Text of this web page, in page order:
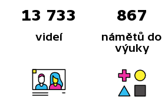
13 733
videí
867
námětů do
výuky